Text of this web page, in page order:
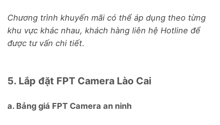
Chương trình khuyến mãi có thể áp dụng theo từng
khu vực khác nhau, khách hàng liên hệ Hotline để
được tư vấn chi tiết.
5. Lắp đặt FPT Camera Lào Cai
a. Bảng giá FPT Camera an ninh